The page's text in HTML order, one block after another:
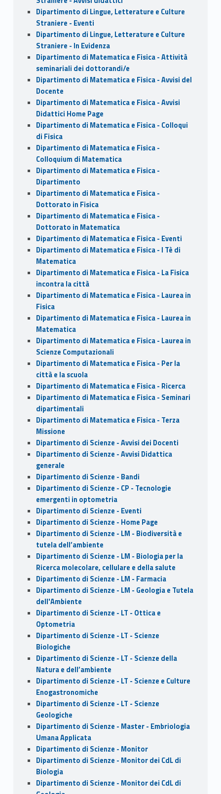
Dipartimento di Lingue, Letterature e Culture
Straniere - Eventi
Dipartimento di Lingue, Letterature e Culture
Straniere - In Evidenza
Dipartimento di Matematica e Fisica - Attività
seminariali dei dottorandi/e
Dipartimento di Matematica e Fisica - Avvisi del
Docente
Dipartimento di Matematica e Fisica - Avvisi
Didattici Home Page
Dipartimento di Matematica e Fisica - Colloqui
di Fisica
Dipartimento di Matematica e Fisica -
Colloquium di Matematica
Dipartimento di Matematica e Fisica -
Dipartimento
Dipartimento di Matematica e Fisica -
Dottorato in Fisica
Dipartimento di Matematica e Fisica -
Dottorato in Matematica
Dipartimento di Matematica e Fisica - Eventi
Dipartimento di Matematica e Fisica - I Tè di
Matematica
Dipartimento di Matematica e Fisica - La Fisica
incontra la città
Dipartimento di Matematica e Fisica - Laurea in
Fisica
Dipartimento di Matematica e Fisica - Laurea in
Matematica
Dipartimento di Matematica e Fisica - Laurea in
Scienze Computazionali
Dipartimento di Matematica e Fisica - Per la
città e la scuola
Dipartimento di Matematica e Fisica - Ricerca
Dipartimento di Matematica e Fisica - Seminari
dipartimentali
Dipartimento di Matematica e Fisica - Terza
Missione
Dipartimento di Scienze - Avvisi dei Docenti
Dipartimento di Scienze - Avvisi Didattica
generale
Dipartimento di Scienze - Bandi
Dipartimento di Scienze - CP - Tecnologie
emergenti in optometria
Dipartimento di Scienze - Eventi
Dipartimento di Scienze - Home Page
Dipartimento di Scienze - LM - Biodiversità e
tutela dell’ambiente
Dipartimento di Scienze - LM - Biologia per la
Ricerca molecolare, cellulare e della salute
Dipartimento di Scienze - LM - Farmacia
Dipartimento di Scienze - LM - Geologia e Tutela
dell'Ambiente
Dipartimento di Scienze - LT - Ottica e
Optometria
Dipartimento di Scienze - LT - Scienze
Biologiche
Dipartimento di Scienze - LT - Scienze della
Natura e dell’ambiente
Dipartimento di Scienze - LT - Scienze e Culture
Enogastronomiche
Dipartimento di Scienze - LT - Scienze
Geologiche
Dipartimento di Scienze - Master - Embriologia
Umana Applicata
Dipartimento di Scienze - Monitor
Dipartimento di Scienze - Monitor dei CdL di
Biologia
Dipartimento di Scienze - Monitor dei CdL di